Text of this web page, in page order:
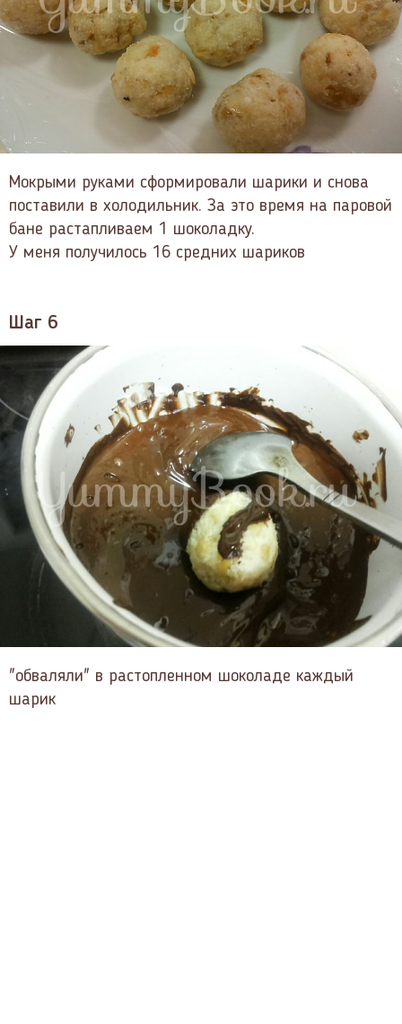
Мокрыми руками сформировали шарики и снова
поставили в холодильник. За это время на паровой
бане растапливаем 1 шоколадку.
У меня получилось 16 средних шариков
Шаг 6
"обваляли" в растопленном шоколаде каждый
шарик